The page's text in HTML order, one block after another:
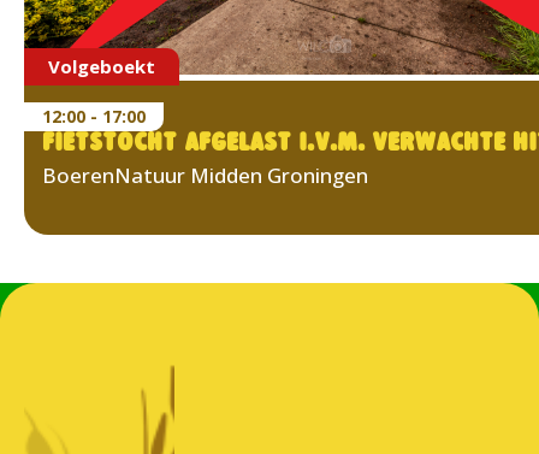
12:00 - 17:00
Volgeboekt
FIETSTOCHT AFGELAST I.V.M. VERWACHTE
BoerenNatuur Midden Groningen